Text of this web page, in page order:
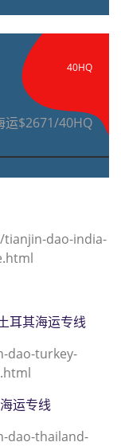
40HQ
运$2671/40HQ
tianjin-dao-india-
耳其海运专线
dao-turkey-
运专线
dao-thailand-